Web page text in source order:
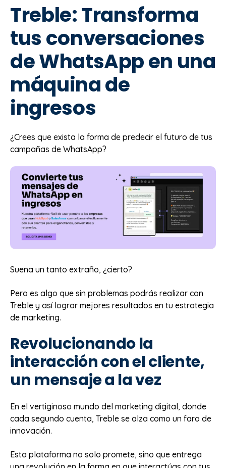
Treble: Transforma
tus conversaciones
de WhatsApp en una
máquina de
ingresos
¿Crees que exista la forma de predecir el futuro de tus
campañas de WhatsApp?
Suena un tanto extraño, ¿cierto?
Pero es algo que sin problemas podrás realizar con
Treble y así lograr mejores resultados en tu estrategia
de marketing.
Revolucionando la
interacción con el cliente,
un mensaje a la vez
En el vertiginoso mundo del marketing digital, donde
cada segundo cuenta, Treble se alza como un faro de
innovación.
Esta plataforma no solo promete, sino que entrega